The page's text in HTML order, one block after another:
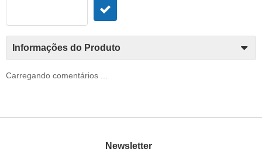
Informações do Produto
Carregando comentários ...
Newsletter